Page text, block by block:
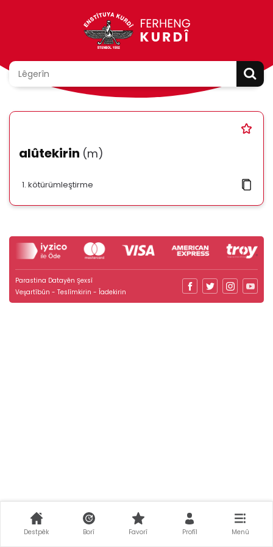
alûtekirin (m)
kötürümleştirme
Parastina Datayên Şexsî
Veşartîbûn - Teslîmkirin - Îadekirin
Destpêk Borî Favorî Profîl Menû